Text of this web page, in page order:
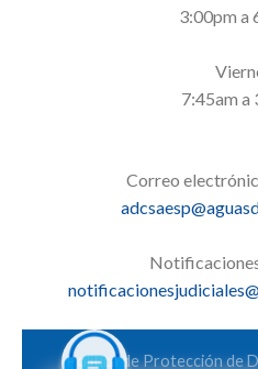
3:00pm a
7:45am a
Correo
Política de Protección de